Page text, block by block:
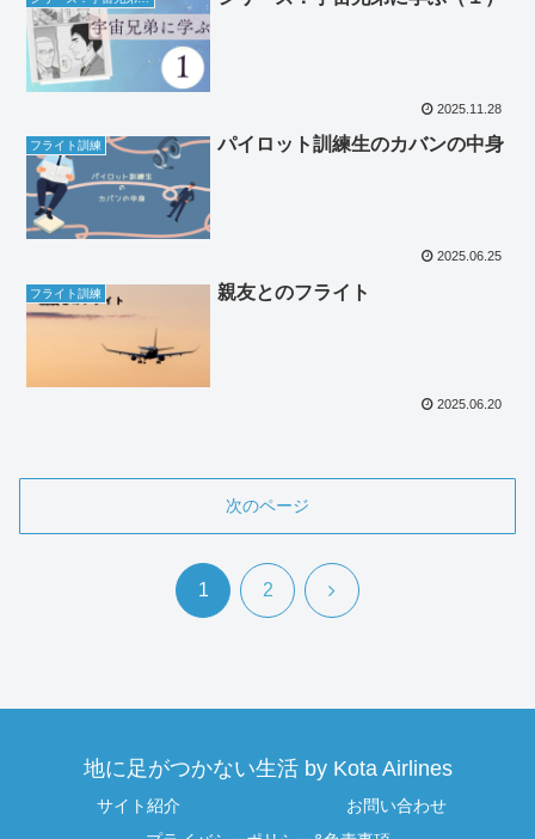
2025.11.28
フライト訓練 パイロット訓練生のカバンの中身
2025.06.25
フライト訓練 親友とのフライト
2025.06.20
次のページ
1 2 次
地に足がつかない生活 by Kota Airlines
サイト紹介
お問い合わせ